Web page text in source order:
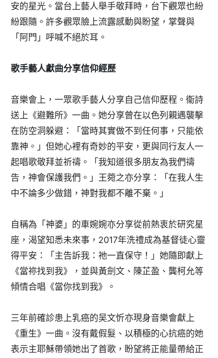
安的星光。當台上藝人舉手敬拜時，台下觀眾也紛
紛跟隨。許多觀眾臉上流露感動與盼望，掌聲與
「阿門」呼喊不絕於耳。
歌手藝人獻曲分享信仰經歷
音樂會上，一眾歌手藝人分享自己信仰歷程。衞詩
送上《避難所》一曲。她分享曾在以色列親遇襲擊
在防空洞躲避：「當時其實做不到任何事，只能依
靠神。」但她心裡有奇妙的平安，更與同行友人一
起唱歌敬拜並祈禱。「我知道很多朋友為我們禱
告，神會保護我們。」王菀之亦分享：「在我人生
中不論多少做錯，神對我都不離不棄。」
自稱為「神婆」的車婉婉亦分享從前熱衷於研究星
座，渴望知悉未來事，2017年洗禮成為基督徒心靈
得平安：「主告訴我：祂一直保守！」她隨即獻上
《當祢找到我》，並與黃劍文、陳芷盈、龔柯允等
傾情合唱《當你找到我》。
三年前確診患上乳癌的吴文忻亦現身音樂會獻上
《重生》一曲。沒有戴假髮、以積極的心抗癌的她
表示主耶穌帶領她出了首歌，盼望將正能量帶給正